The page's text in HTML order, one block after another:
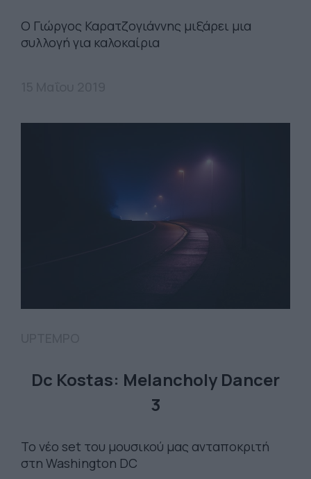
Ο Γιώργος Καρατζογιάννης μιξάρει μια
συλλογή για καλοκαίρια
Dc Kostas: Melancholy Dancer
3
Το νέο set του μουσικού μας ανταποκριτή
στη Washington DC